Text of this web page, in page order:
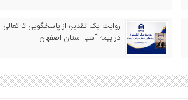
روایت یک تقدیر؛ از پاسخگویی تا تعالی
در بیمه آسیا استان اصفهان